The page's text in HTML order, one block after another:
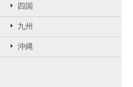
四国
九州
沖縄